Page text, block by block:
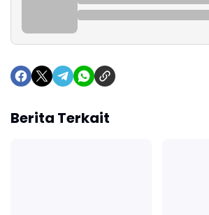
Berita Terkait